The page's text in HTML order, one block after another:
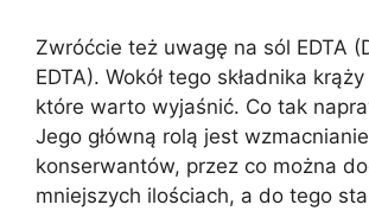
Zwróćcie też uwagę na sól EDTA
EDTA). Wokół tego składnika
które warto wyjaśnić. Co tak
Jego główną rolą jest
konserwantów, przez co można
mniejszych ilościach, a do tego